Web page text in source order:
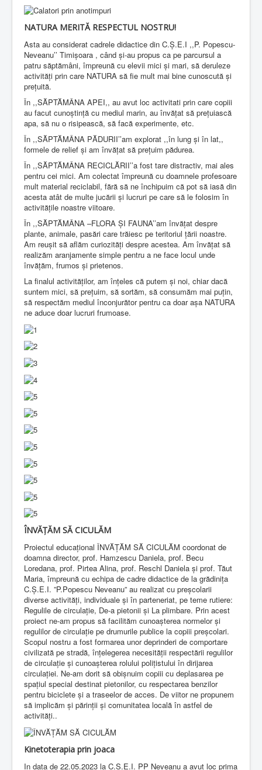
NATURA MERITĂ RESPECTUL NOSTRU!
Asta au considerat cadrele didactice din C.Ș.E.I ,,P. Popescu-
Neveanu’’ Timișoara , când și-au propus ca pe parcursul a
patru săptămâni, împreună cu elevii mici și mari, să deruleze
activități prin care NATURA să fie mult mai bine cunoscută și
prețuită.
În ,,SĂPTĂMÂNA APEI,, au avut loc activitati prin care copiii
au facut cunoștință cu mediul marin, au învățat să prețuiască
apa, să nu o risipească, să facă experimente, etc.
În ,,SĂPTĂMÂNA PĂDURII’’am explorat ,,în lung și în lat,,
formele de relief și am învățat să prețuim pădurea.
În ,,SĂPTĂMÂNA RECICLĂRII’’a fost tare distractiv, mai ales
pentru cei mici. Am colectat împreună cu doamnele profesoare
mult material reciclabil, fără să ne închipuim că pot să iasă din
acesta atât de multe jucării și lucruri pe care să le folosim în
activitățile noastre viitoare.
În ,,SĂPTĂMÂNA –FLORA ȘI FAUNA’’am învățat despre
plante, animale, pasări care trăiesc pe teritoriul țării noastre.
Am reușit să aflăm curiozități despre acestea. Am învățat să
realizăm aranjamente simple pentru a ne face locul unde
învățăm, frumos și prietenos.
La finalul activităților, am înțeles că putem și noi, chiar dacă
suntem mici, să prețuim, să sortăm, să consumăm mai puțin,
să respectăm mediul înconjurător pentru ca doar așa NATURA
ne aduce doar lucruri frumoase.
ÎNVĂȚĂM SĂ CICULĂM
Proiectul educațional ÎNVĂȚĂM SĂ CICULĂM coordonat de
doamna director, prof. Hamzescu Daniela, prof. Becu
Loredana, prof. Pirtea Alina, prof. Reschl Daniela și prof. Tăut
Maria, împreună cu echipa de cadre didactice de la grădinița
C.Ș.E.I. ”P.Popescu Neveanu” au realizat cu preșcolarii
diverse activități, individuale și în parteneriat, pe teme rutiere:
Regulile de circulație, De-a pietonii și La plimbare. Prin acest
proiect ne-am propus să facilităm cunoașterea normelor și
regulilor de circulație pe drumurile publice la copiii preșcolari.
Scopul nostru a fost formarea unor deprinderi de comportare
civilizată pe stradă, înțelegerea necesității respectării regulilor
de circulație și cunoașterea rolului polițistului în dirijarea
circulației. Ne-am dorit să obișnuim copiii cu deplasarea pe
spațiul special destinat pietonilor, cu respectarea benzilor
pentru biciclete și a traseelor de acces. De viitor ne propunem
să implicăm și părinții și comunitatea locală în astfel de
activități..
Kinetoterapia prin joaca
In data de 22.05.2023 la C.S.E.I. PP Neveanu a avut loc prima